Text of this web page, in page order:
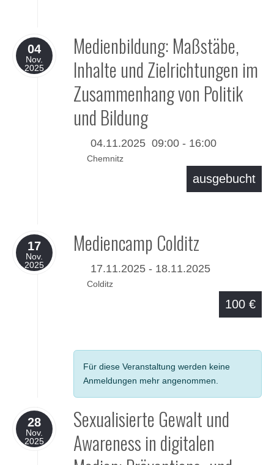
04
Nov.
2025
Medienbildung: Maßstäbe,
Inhalte und Zielrichtungen im
Zusammenhang von Politik
und Bildung
04.11.2025 09:00- 16:00
Chemnitz
ausgebucht
17
Nov.
2025
Mediencamp Colditz
17.11.2025 - 18.11.2025
Colditz
100 €
Für diese Veranstaltung werden keine
Anmeldungen mehr angenommen.
28
Nov.
2025
Sexualisierte Gewalt und
Awareness in digitalen